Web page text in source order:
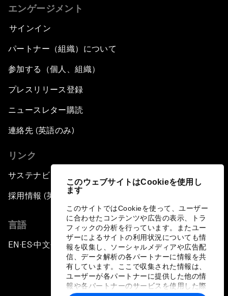
このウェブサイトはCookieを使用し
ます
このサイトではCookieを使って、ユーザー
に合わせたコンテンツや広告の表示、トラ
フィックの分析を行っています。またユー
ザーによるサイトの利用状況についても情
報を収集し、ソーシャルメディアや広告配
信、データ解析の各パートナーに情報を共
有しています。ここで収集された情報は、
ユーザーが各パートナーに提供した他の情
報や各パートナーのサービスを使用した際
The End of Blindness
The Geo-Economics of Energy
Forum Debate: Leadership in Crisis
Global Health Security
The Future of Ukraine
Turkey's Vision for the G20
The End of Antibiotics
Achieving Africa’s Growth Agenda
Forum Debate: Global Financial Stability
エンゲージメント
サインイン
パートナー（組織）について
参加する（個人、組織）
プレスリリース登録
ニュースレター購読
連絡先 (英語のみ)
リンク
サステナビリティへの取り組み
採用情報 (英語のみ)
言語
EN ▪ES▪中文▪ 日本語